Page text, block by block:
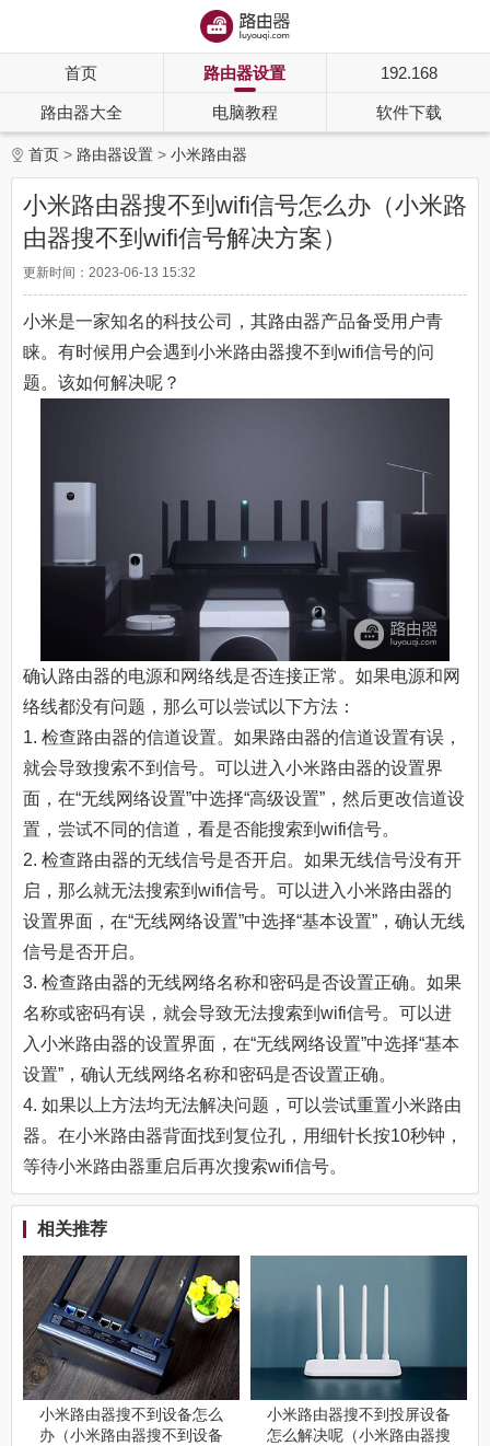
首页 路由器设置 192.168
路由器大全 电脑教程 软件下载
首页 路由器设置 小米路由器
小米路由器搜不到wifi信号怎么办（小米路
由器搜不到wifi信号解决方案）
更新时间：2023-06-13 15:32
小米是一家知名的科技公司，其路由器产品备受用户青
睐。有时候用户会遇到小米路由器搜不到wifi信号的问
题。该如何解决呢？
确认路由器的电源和网络线是否连接正常。如果电源和网
络线都没有问题，那么可以尝试以下方法：
1. 检查路由器的信道设置。如果路由器的信道设置有误，
就会导致搜索不到信号。可以进入小米路由器的设置界
面，在“无线网络设置”中选择“高级设置”，然后更改信道设
置，尝试不同的信道，看是否能搜索到wifi信号。
2. 检查路由器的无线信号是否开启。如果无线信号没有开
启，那么就无法搜索到wifi信号。可以进入小米路由器的
设置界面，在“无线网络设置”中选择“基本设置”，确认无线
信号是否开启。
3. 检查路由器的无线网络名称和密码是否设置正确。如果
名称或密码有误，就会导致无法搜索到wifi信号。可以进
入小米路由器的设置界面，在“无线网络设置”中选择“基本
设置”，确认无线网络名称和密码是否设置正确。
4. 如果以上方法均无法解决问题，可以尝试重置小米路由
器。在小米路由器背面找到复位孔，用细针长按10秒钟，
等待小米路由器重启后再次搜索wifi信号。
相关推荐
小米路由器搜不到设备怎么
办（小米路由器搜不到设备
小米路由器搜不到投屏设备
怎么解决呢（小米路由器搜